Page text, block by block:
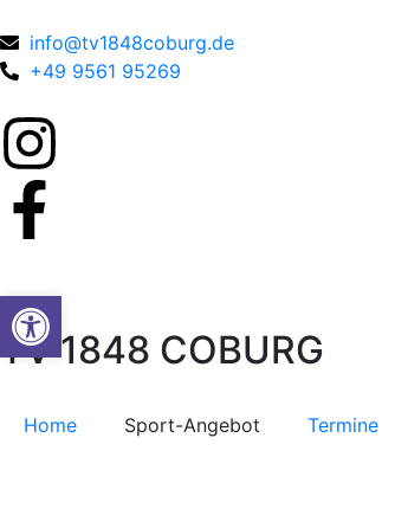
info@tv1848coburg.de
+49 9561 95269
TV 1848 COBURG
Home Sport-Angebot Termine
Werkzeugleiste öffnen